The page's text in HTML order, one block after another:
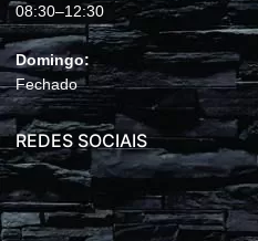
08:30–12:30
Domingo:
Fechado
REDES SOCIAIS